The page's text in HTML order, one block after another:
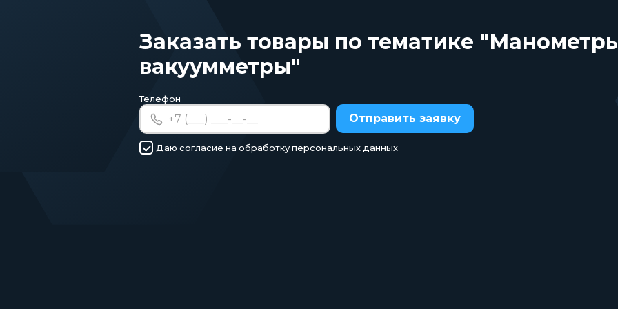
Заказать товары по тематике
вакуумметры"
Телефон
Отправить заявку
Даю согласие на обработку персональных данных